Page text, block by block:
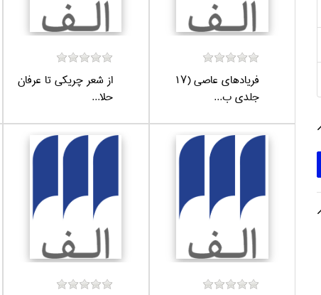
فرياد‌هاي عاصي (17
جلدي ب...
از شعر چريكي تا عرفان
حلا...